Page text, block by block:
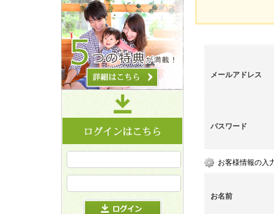
メールアドレス
パスワード
お客様情報の入
お名前